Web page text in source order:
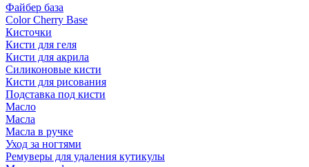
Файбер база
Color Cherry Base
Кисточки
Кисти для геля
Кисти для акрила
Силиконовые кисти
Кисти для рисования
Подставка под кисти
Масло
Масла
Масла в ручке
Уход за ногтями
Ремуверы для удаления кутикулы